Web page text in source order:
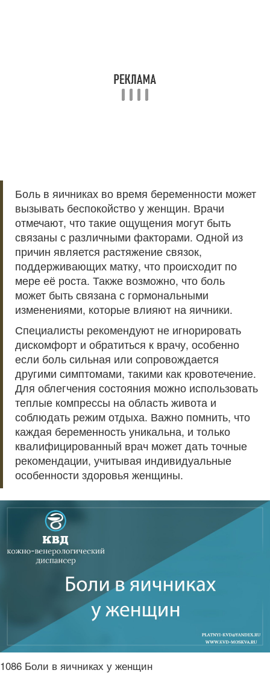
Боль в яичниках во время беременности может
вызывать беспокойство у женщин. Врачи
отмечают, что такие ощущения могут быть
связаны с различными факторами. Одной из
причин является растяжение связок,
поддерживающих матку, что происходит по
мере её роста. Также возможно, что боль
может быть связана с гормональными
изменениями, которые влияют на яичники.
Специалисты рекомендуют не игнорировать
дискомфорт и обратиться к врачу, особенно
если боль сильная или сопровождается
другими симптомами, такими как кровотечение.
Для облегчения состояния можно использовать
теплые компрессы на область живота и
соблюдать режим отдыха. Важно помнить, что
каждая беременность уникальна, и только
квалифицированный врач может дать точные
рекомендации, учитывая индивидуальные
особенности здоровья женщины.
1086 Боли в яичниках у женщин